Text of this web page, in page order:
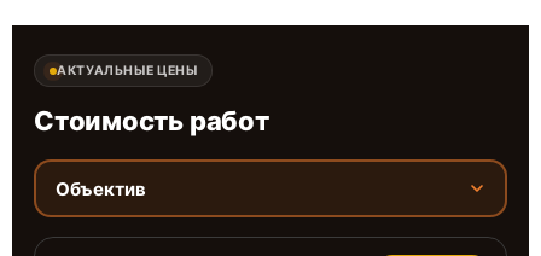
АКТУАЛЬНЫЕ ЦЕНЫ
Стоимость работ
Объектив